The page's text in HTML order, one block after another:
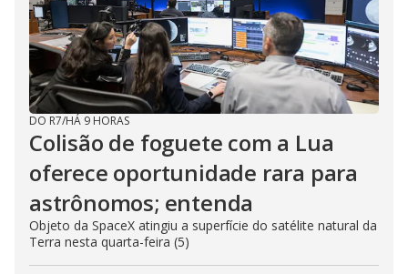
DO R7/HÁ 9 HORAS
Colisão de foguete com a Lua
oferece oportunidade rara para
astrônomos; entenda
Objeto da SpaceX atingiu a superfície do satélite natural da
Terra nesta quarta-feira (5)